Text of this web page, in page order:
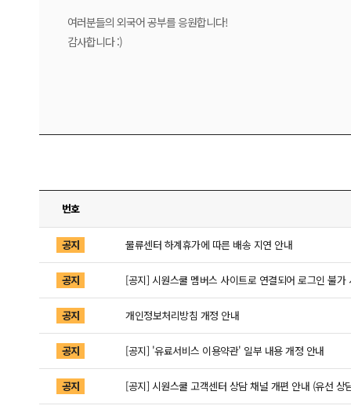
여러분들의 외국어 공부를 응원합니다!
감사합니다 :)
번호
공지 물류센터 하계휴가에 따른 배송 지연 안내
공지 [공지] 시원스쿨 멤버스 사이트로 연결되어 로그인 불가
공지 개인정보처리방침 개정 안내
공지 [공지] '유료서비스 이용약관' 일부 내용 개정 안내
공지 [공지] 시원스쿨 고객센터 상담 채널 개편 안내 (유선 상